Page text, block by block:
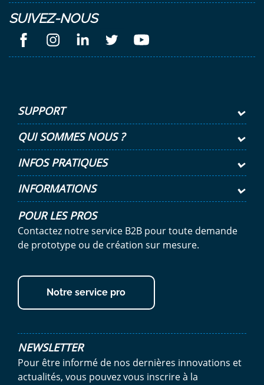
SUIVEZ-NOUS
SUPPORT
INFOS PRATIQUES
QUI SOMMES NOUS ?
INFORMATIONS
POUR LES PROS
Contactez notre service B2B pour toute demande
de prototype ou de création sur mesure.
Notre service pro
NEWSLETTER
Pour être informé de nos dernières innovations et
actualités, vous pouvez vous inscrire à la